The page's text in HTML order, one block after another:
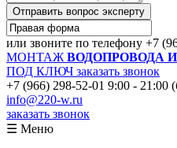
Отправить вопрос эксперту
или звоните по телефону +7
МОНТАЖ ВОДОПРОВОДА
ПОД КЛЮЧ заказать звонок
+7 (966) 298-52-01 9:00 - 21:00
info@220-w.ru
заказать звонок
☰ Меню